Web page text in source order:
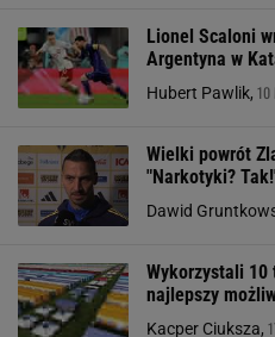
Lionel Scaloni
Argentyna w
Hubert Pawlik, 10
Wielki powrót
"Narkotyki?
Dawid
Wykorzystali 10
najlepszy
Kacper Ciuksza,